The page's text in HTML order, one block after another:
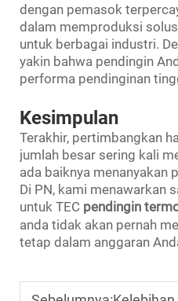
dengan pemasok
dalam memproduksi
untuk berbagai industri.
yakin bahwa pendingin
performa pendinginan
Kesimpulan
Terakhir, pertimbangkan
jumlah besar sering kali
ada baiknya menanyakan
Di PN, kami menawarkan
untuk TEC pendingin
anda tidak akan pernah
tetap dalam anggaran